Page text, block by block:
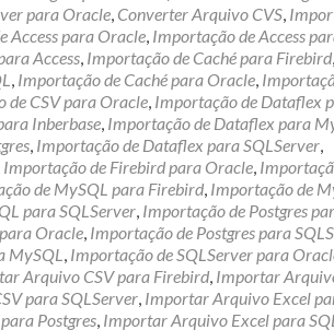
para Oracle, Converter Arquivo CVS,
Access para Oracle, Importação de Access
Access, Importação de Caché para Firebird,
, Importação de Caché para Oracle,
de CSV para Oracle, Importação de Dataflex
Inberbase, Importação de Dataflex para
, Importação de Dataflex para SQLServer,
Importação de Firebird para Oracle,
de MySQL para Firebird, Importação de
para SQLServer, Importação de Postgres
Oracle, Importação de Postgres para
MySQL, Importação de SQLServer para
Arquivo CSV para Firebird, Importar
para SQLServer, Importar Arquivo Excel
Postgres, Importar Arquivo Excel para